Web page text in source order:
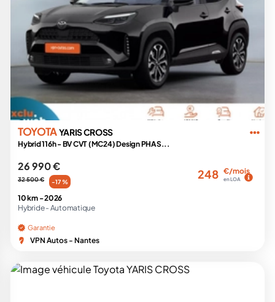
TOYOTAYARIS CROSS
Hybrid 116h - BV CVT (MC24) Design PHAS...
26 990 €
32 500 € -17 %
248 €/mois
en LOA
10 km -2026
Hybride - Automatique
Garantie
VPN Autos - Nantes